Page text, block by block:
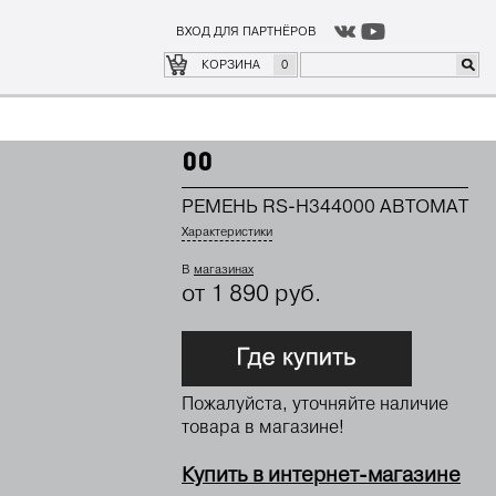
ВХОД ДЛЯ ПАРТНЁРОВ
КОРЗИНА 0
00
РЕМЕНЬ RS-H344000 АВТОМАТ
Характеристики
В магазинах
от 1 890 руб.
Пожалуйста, уточняйте наличие
товара в магазине!
Купить в интернет-магазине